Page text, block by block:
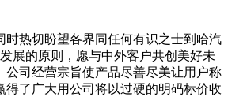
热切盼望各界同任何有识之士到哈汽
展的原则，愿与中外客户共创美好未
司经营宗旨使产品尽善尽美让用户称
了广大用公司将以过硬的明码标价收